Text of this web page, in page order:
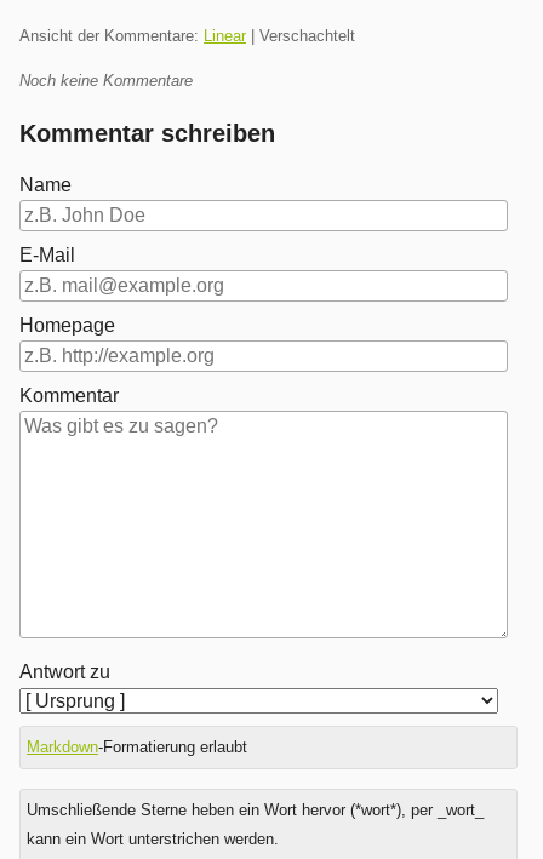
Ansicht der Kommentare: Linear| Verschachtelt
Noch keine Kommentare
Kommentar schreiben
Name
E-Mail
Homepage
Kommentar
Antwort zu
Markdown-Formatierung erlaubt
Umschließende Sterne heben ein Wort hervor (*wort*), per _wort_
kann ein Wort unterstrichen werden.